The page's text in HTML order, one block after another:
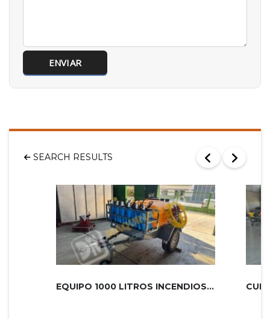
SEARCH RESULTS
EQUIPO 1000 LITROS INCENDIOS PLUS 2...